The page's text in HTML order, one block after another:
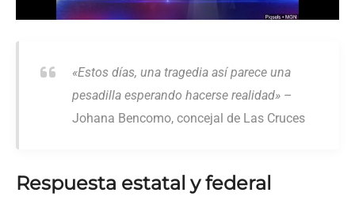
«Estos días, una tragedia así parece una
pesadilla esperando hacerse realidad» –
Johana Bencomo, concejal de Las Cruces
Respuesta estatal y federal